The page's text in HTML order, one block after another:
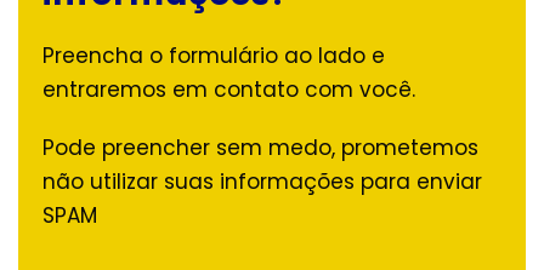
Preencha o formulário ao lado e
entraremos em contato com você.
Pode preencher sem medo, prometemos
não utilizar suas informações para enviar
SPAM